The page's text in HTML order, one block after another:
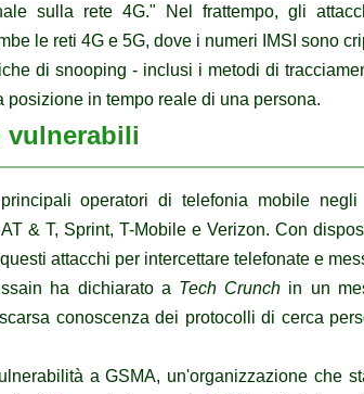
sulla rete 4G." Nel frattempo, gli
le reti 4G e 5G, dove i numeri IMSI sono
di snooping - inclusi i metodi di
in tempo reale di una persona.
vulnerabili
operatori di telefonia mobile
& T, Sprint, T-Mobile e Verizon.Con
attacchi per intercettare telefonate e
ha dichiarato a Tech Crunch in un
conoscenza dei protocolli di cerca
a GSMA, un'organizzazione che